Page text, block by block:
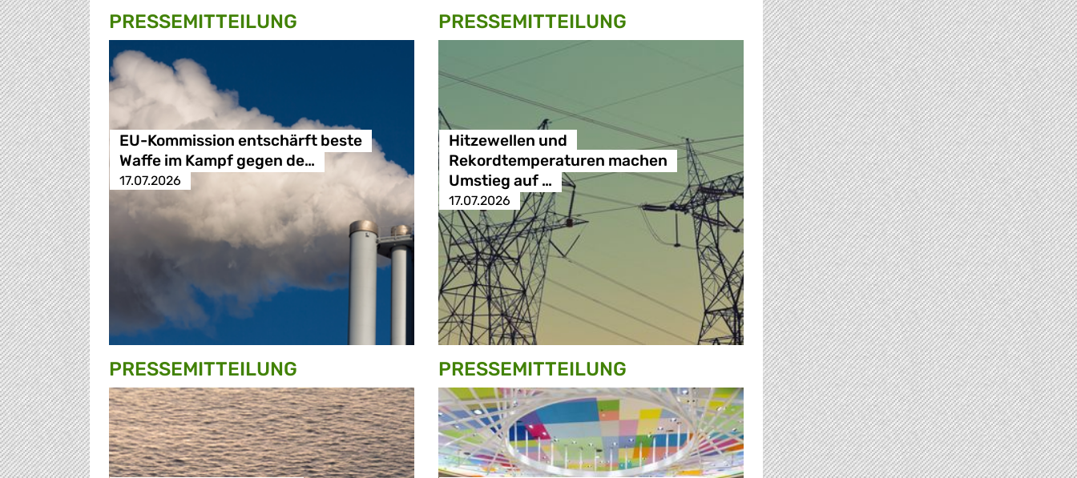
PRESSE­MITTEILUNG
EU-Kommission entschärft beste
Waffe im Kampf gegen de…
17.07.2026
PRESSE­MITTEILUNG
Hitzewellen und
Rekordtemperaturen machen
Umstieg auf …
17.07.2026
PRESSE­MITTEILUNG PRESSE­MITTEILUNG